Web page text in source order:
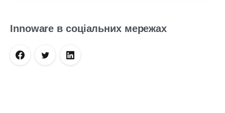
Innoware в соціальних мережах